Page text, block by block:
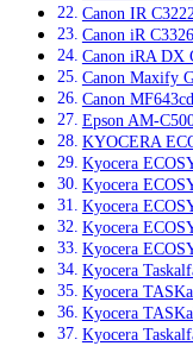
Canon IR
Canon iR
Canon iRA DX
Canon Maxify
Canon
Epson AM-
KYOCERA
Kyocera
Kyocera
Kyocera
Kyocera
Kyocera
Kyocera
Kyocera
Kyocera
Kyocera